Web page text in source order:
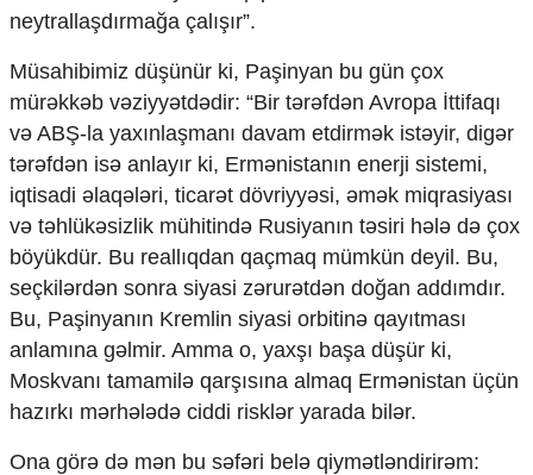
neytrallaşdırmağa çalışır”.
Müsahibimiz düşünür ki, Paşinyan bu gün çox
mürəkkəb vəziyyətdədir: “Bir tərəfdən Avropa İttifaqı
və ABŞ-la yaxınlaşmanı davam etdirmək istəyir, digər
tərəfdən isə anlayır ki, Ermənistanın enerji sistemi,
iqtisadi əlaqələri, ticarət dövriyyəsi, əmək miqrasiyası
və təhlükəsizlik mühitində Rusiyanın təsiri hələ də çox
böyükdür. Bu reallıqdan qaçmaq mümkün deyil. Bu,
seçkilərdən sonra siyasi zərurətdən doğan addımdır.
Bu, Paşinyanın Kremlin siyasi orbitinə qayıtması
anlamına gəlmir. Amma o, yaxşı başa düşür ki,
Moskvanı tamamilə qarşısına almaq Ermənistan üçün
hazırkı mərhələdə ciddi risklər yarada bilər.
Ona görə də mən bu səfəri belə qiymətləndirirəm: